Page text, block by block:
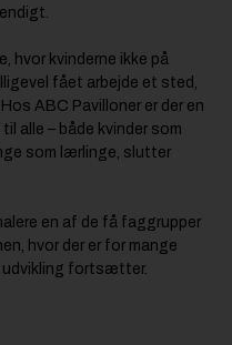
hvor kvinderne ikke på
fået arbejde et sted,
ABC Pavilloner er der en
alle – både kvinder som
som lærlinge, slutter
en af de få faggrupper
hvor der er for mange
udvikling fortsætter.